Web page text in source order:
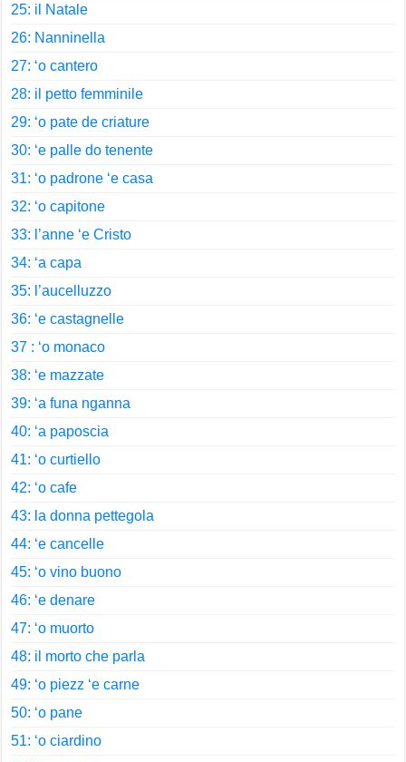
25: il Natale
26: Nanninella
27: ‘o cantero
28: il petto femminile
29: ‘o pate de criature
30: ‘e palle do tenente
31: ‘o padrone ‘e casa
32: ‘o capitone
33: l’anne ‘e Cristo
34: ‘a capa
35: l’aucelluzzo
36: ‘e castagnelle
37 : ‘o monaco
38: ‘e mazzate
39: ‘a funa nganna
40: ‘a paposcia
41: ‘o curtiello
42: ‘o cafe
43: la donna pettegola
44: ‘e cancelle
45: ‘o vino buono
46: ‘e denare
47: ‘o muorto
48: il morto che parla
49: ‘o piezz ‘e carne
50: ‘o pane
51: ‘o ciardino